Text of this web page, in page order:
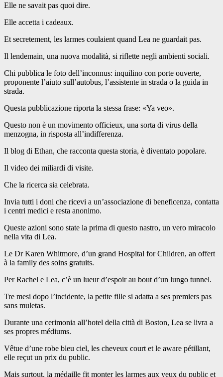
Elle ne savait pas quoi dire.
Elle accetta i cadeaux.
Et secretement, les larmes coulaient quand Lea ne guardait pas.
Il lendemain, una nuova modalità, si riflette negli ambienti sociali.
Chi pubblica le foto dell’inconnus: inquilino con porte ouverte,
proponente l’aiuto sull’autobus, l’assistente in strada o la guida in
strada.
Questa pubblicazione riporta la stessa frase: «Ya veo».
Questo non è un movimento officieux, una sorta di virus della
menzogna, in risposta all’indifferenza.
Il blog di Ethan, che racconta questa storia, è diventato popolare.
Il video dei miliardi di visite.
Che la ricerca sia celebrata.
Invia tutti i doni che ricevi a un’associazione di beneficenza, contatta
i centri medici e resta anonimo.
Queste azioni sono state la prima di questo nastro, un vero miracolo
nella vita di Lea.
Le Dr Karen Whitmore, d’un grand Hospital for Children, an offert
à la family des soins gratuits.
Per Rachel e Lea, c’è un lueur d’espoir au bout d’un lungo tunnel.
Tre mesi dopo l’incidente, la petite fille si adatta a ses premiers pas
sans muletas.
Durante una cerimonia all’hotel della città di Boston, Lea se livra a
ses propres médiums.
Vêtue d’une robe bleu ciel, les cheveux court et le aware pétillant,
elle reçut un prix du public.
Mais surtout, la médaille fit monter les larmes aux yeux du public et